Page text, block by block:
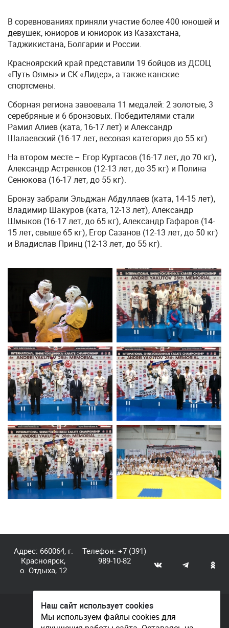
В соревнованиях приняли участие более 400 юношей и
девушек, юниоров и юниорок из Казахстана,
Таджикистана, Болгарии и России.
Красноярский край представили 19 бойцов из ДСОЦ
«Путь Оямы» и СК «Лидер», а также канские
спортсмены.
Сборная региона завоевала 11 медалей: 2 золотые, 3
серебряные и 6 бронзовых. Победителями стали
Рамил Алиев (ката, 16-17 лет) и Александр
Шалаевский (16-17 лет, весовая категория до 55 кг).
На втором месте – Егор Куртасов (16-17 лет, до 70 кг),
Александр Астренков (12-13 лет, до 35 кг) и Полина
Сенюкова (16-17 лет, до 55 кг).
Бронзу забрали Эльджан Абдуллаев (ката, 14-15 лет),
Владимир Шакуров (ката, 12-13 лет), Александр
Шмыков (16-17 лет, до 65 кг), Александр Гафаров (14-
15 лет, свыше 65 кг), Егор Сазанов (12-13 лет, до 50 кг)
и Владислав Принц (12-13 лет, до 55 кг).
Адрес: 660064, г.
Красноярск,
о. Отдыха, 12
Телефон:+7 (391)
989-10-82
© КГАУ «Центр спортивной подготовки», 2026
Наш сайт использует cookies
Мы используем файлы cookies для